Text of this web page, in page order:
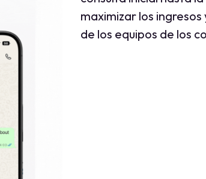
maximizar los
de los equipos de los